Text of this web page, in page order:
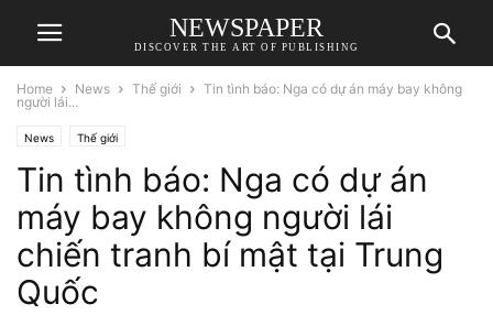
NEWSPAPER
DISCOVER THE ART OF PUBLISHING
Home News Thế giới
Tin tình báo: Nga có dự án máy bay không
người lái...
News Thế giới
Tin tình báo: Nga có dự án
máy bay không người lái
chiến tranh bí mật tại Trung
Quốc